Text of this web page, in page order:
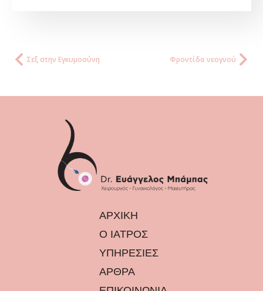
Σεξ στην Εγκυμοσύνη Φροντίδα νεογνού
ΑΡΧΙΚΗ
Ο ΙΑΤΡΟΣ
ΥΠΗΡΕΣΙΕΣ
ΑΡΘΡΑ